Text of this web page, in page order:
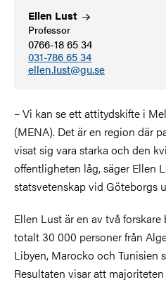
Ellen Lust
Professor
0766-18 65 34
031-786 65 34
ellen.lust@gu.se
– Vi kan se ett attitydskifte i
(MENA). Det är en region där
visat sig vara starka och den
offentligheten låg, säger Ellen
statsvetenskap vid Göteborgs
Ellen Lust är en av två
totalt 30 000 personer från
Libyen, Marocko och Tunisien
Resultaten visar att